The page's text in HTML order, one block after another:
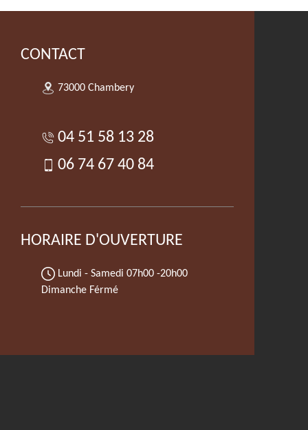
CONTACT
73000 Chambery
04 51 58 13 28
06 74 67 40 84
HORAIRE D'OUVERTURE
Lundi - Samedi 07h00 -20h00
Dimanche Férmé